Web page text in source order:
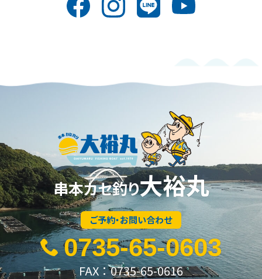
串本カセ釣り大裕丸
ご予約・お問い合わせ
0735-65-0603
FAX：0735-65-0616